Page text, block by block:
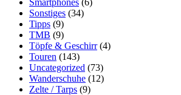
Smartphones (6)
Sonstiges (34)
Tipps (9)
TMB (9)
Töpfe & Geschirr(4)
Touren (143)
Uncategorized (73)
Wanderschuhe (12)
Zelte / Tarps (9)